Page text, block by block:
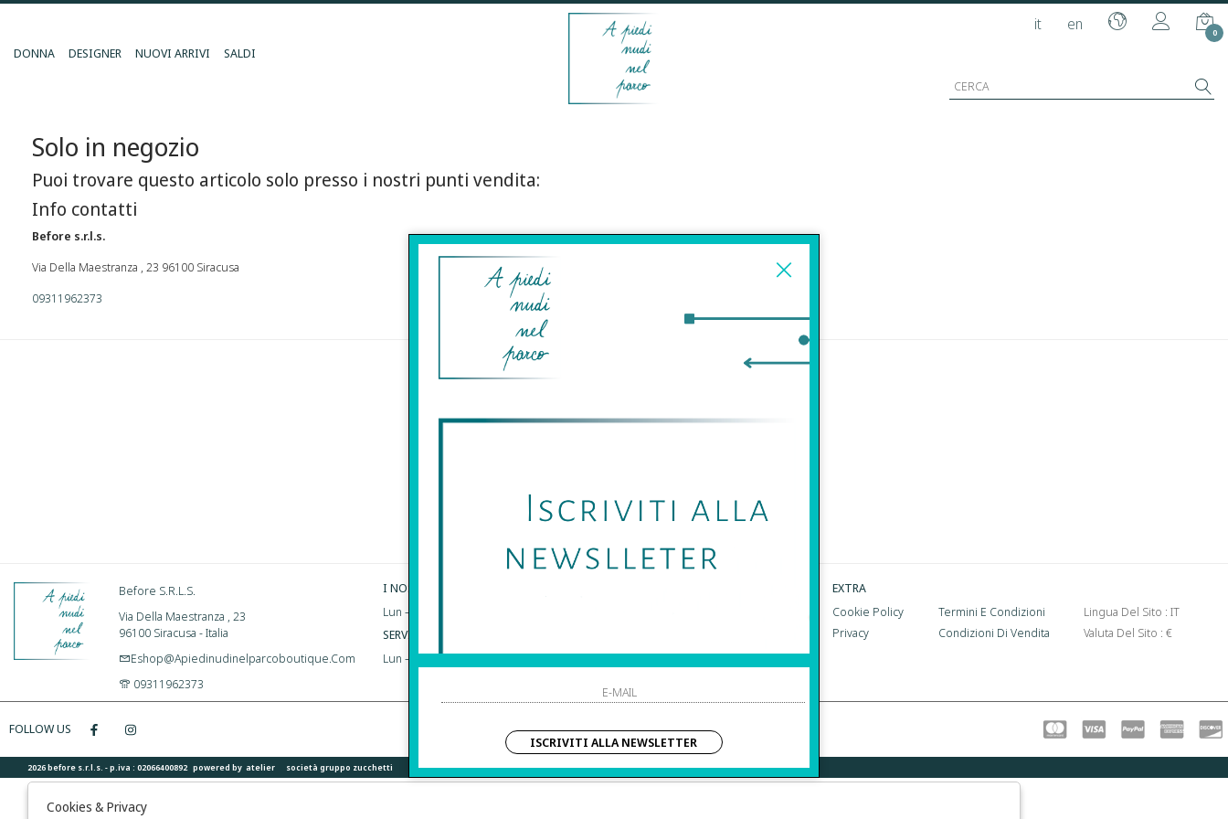
it en 0
DONNA DESIGNER NUOVI ARRIVI SALDI
Solo in negozio
Puoi trovare questo articolo solo presso i nostri punti vendita:
Info contatti
Before s.r.l.s.
Via Della Maestranza , 23 96100 Siracusa
09311962373
ISCRIVITI ALLA
NEWSLETTER
HO LETTO ED ACCETTATO LE CONDIZIONI SULLA PRIVACY.
Before S.r.l.s.
Via Della Maestranza , 23
96100 Siracusa - Italia
Eshop@apiedinudinelparcoboutique.com
09311962373
I NOSTRI ORARI:
Lun – Sab | 10:00 – 20:00
SERVIZIO CLIENTI:
Lun – Dom | 10:00 – 20:00
Pagamenti
EXTRA
Cookie Policy
Privacy
Termini E Condizioni
Condizioni Di Vendita
Lingua Del Sito : IT
Valuta Del Sito : €
FOLLOW US
2026 before s.r.l.s. - p.iva : 02066400892 powered by atelier società gruppo zucchetti
ISCRIVITI ALLA NEWSLETTER
Cookies & Privacy